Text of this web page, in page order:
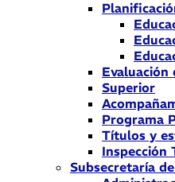
Evaluación
Superior
Programa
Títulos y
Inspección
Subsecretaría